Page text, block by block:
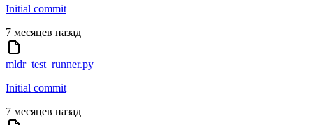
Initial commit
7 месяцев назад
mldr_test_runner.py
Initial commit
7 месяцев назад